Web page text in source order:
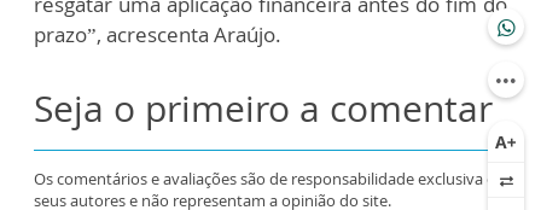
prazo”, acrescenta Araújo.
Seja o primeiro a comentar
Os comentários e avaliações são de responsabilidade exclusiva de
seus autores e não representam a opinião do site.